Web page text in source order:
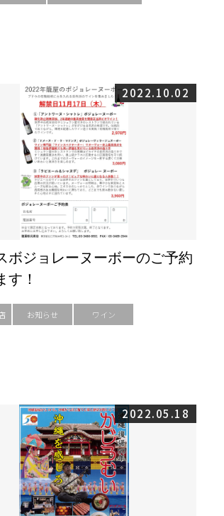
2022.10.02
ボジョレーヌーボーのご予約
す！
お知らせ ワイン
2022.05.18